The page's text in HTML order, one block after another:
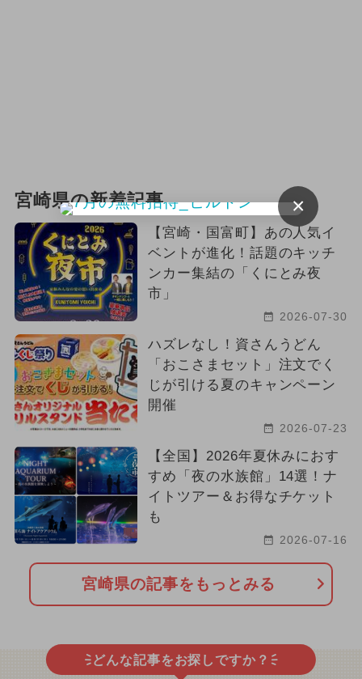
宮崎県の新着記事
【宮崎・国富町】あの人気イ
ベントが進化！話題のキッチ
ンカー集結の「くにとみ夜
市」
2026-07-30
ハズレなし！資さんうどん
「おこさまセット」注文でく
じが引ける夏のキャンペーン
開催
2026-07-23
【全国】2026年夏休みにおす
すめ「夜の水族館」14選！ナ
イトツアー＆お得なチケット
も
2026-07-16
宮崎県の記事をもっとみる
どんな記事をお探しですか？
×